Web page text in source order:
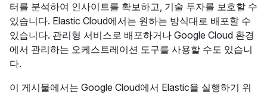
터를 분석하여 인사이트를 확보하고, 기술 투자를 보호할 수
있습니다. Elastic Cloud에서는 원하는 방식대로 배포할 수
있습니다. 관리형 서비스로 배포하거나 Google Cloud 환경
에서 관리하는 오케스트레이션 도구를 사용할 수도 있습니
다.
이 게시물에서는 Google Cloud에서 Elastic을 실행하기 위